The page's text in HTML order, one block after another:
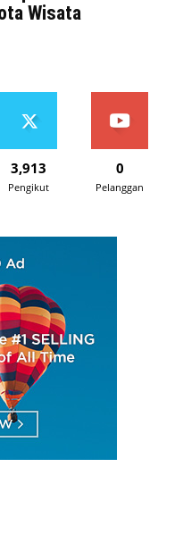
Wisata
3,913
Pengikut
0
Pelanggan